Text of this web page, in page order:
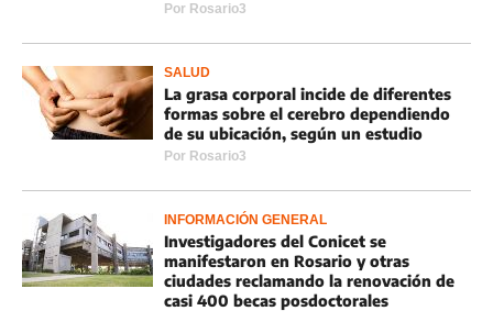
Por Rosario3
SALUD
La grasa corporal incide de diferentes
formas sobre el cerebro dependiendo
de su ubicación, según un estudio
Por Rosario3
INFORMACIÓN GENERAL
Investigadores del Conicet se
manifestaron en Rosario y otras
ciudades reclamando la renovación de
casi 400 becas posdoctorales